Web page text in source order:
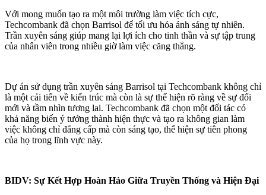
Với mong muốn tạo ra một môi trường làm việc tích cực,
Techcombank đã chọn Barrisol để tối ưu hóa ánh sáng tự nhiên.
Trần xuyên sáng giúp mang lại lợi ích cho tinh thần và sự tập trung
của nhân viên trong nhiều giờ làm việc căng thẳng.
Dự án sử dụng trần xuyên sáng Barrisol tại Techcombank không chỉ
là một cải tiến về kiến trúc mà còn là sự thể hiện rõ ràng về sự đổi
mới và tầm nhìn tương lai. Techcombank đã chọn một đối tác có
khả năng biến ý tưởng thành hiện thực và tạo ra không gian làm
việc không chỉ đẳng cấp mà còn sáng tạo, thể hiện sự tiên phong
của họ trong lĩnh vực này.
BIDV: Sự Kết Hợp Hoàn Hảo Giữa Truyền Thống và Hiện Đại